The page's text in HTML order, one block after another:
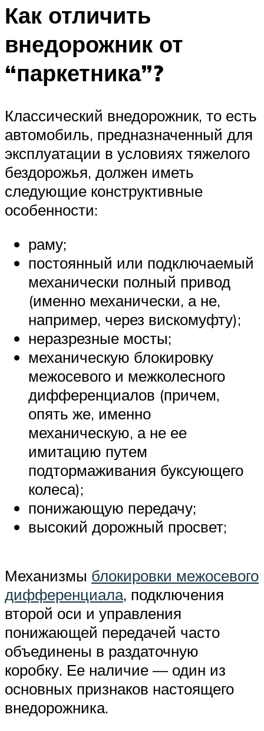
Как отличить
внедорожник от
“паркетника”?
Классический внедорожник, то есть
автомобиль, предназначенный для
эксплуатации в условиях тяжелого
бездорожья, должен иметь
следующие конструктивные
особенности:
раму;
постоянный или подключаемый
механически полный привод
(именно механически, а не,
например, через вискомуфту);
неразрезные мосты;
механическую блокировку
межосевого и межколесного
дифференциалов (причем,
опять же, именно
механическую, а не ее
имитацию путем
подтормаживания буксующего
колеса);
понижающую передачу;
высокий дорожный просвет;
Механизмы блокировки межосевого
дифференциала, подключения
второй оси и управления
понижающей передачей часто
объединены в раздаточную
коробку. Ее наличие — один из
основных признаков настоящего
внедорожника.